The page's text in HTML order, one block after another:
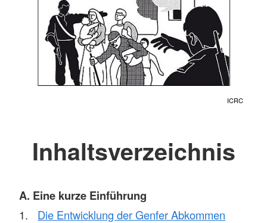
ICRC
Inhaltsverzeichnis
A. Eine kurze Einführung
Die Entwicklung der Genfer Abkommen